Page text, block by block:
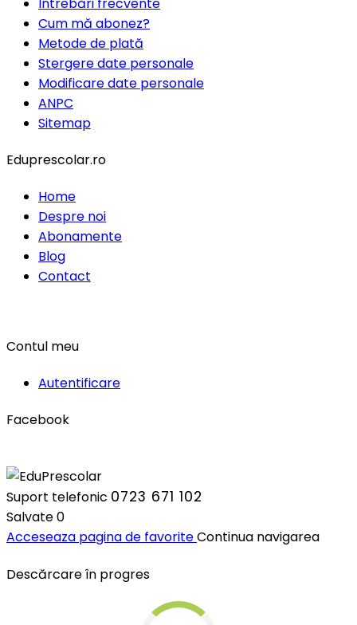
Cum mă abonez?
Metode de plată
Stergere date personale
Modificare date personale
ANPC
Sitemap
Eduprescolar.ro
Home
Despre noi
Abonamente
Blog
Contact
Contul meu
Autentificare
Facebook
Suport telefonic 0723 671 102
Salvate0
Acceseaza pagina de favoriteContinua navigarea
Descărcare în progres